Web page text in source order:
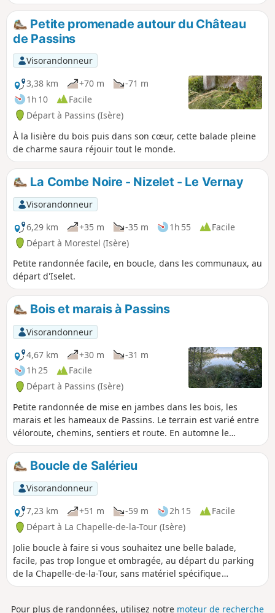
Petite promenade autour du Château
de Passins
Visorandonneur
3,38 km
+70 m
-71 m
1h 10
Facile
Départ à Passins (Isère)
À la lisière du bois puis dans son cœur, cette balade pleine
de charme saura réjouir tout le monde.
La Combe Noire - Nizelet - Le Vernay
Visorandonneur
6,29 km
+35 m -35 m 1h 55
Facile
Départ à Morestel (Isère)
Petite randonnée facile, en boucle, dans les communaux, au
départ d'Iselet.
Bois et marais à Passins
Visorandonneur
4,67 km
+30 m
-31 m
1h 25
Facile
Départ à Passins (Isère)
Petite randonnée de mise en jambes dans les bois, les
marais et les hameaux de Passins. Le terrain est varié entre
véloroute, chemins, sentiers et route. En automne le
paysage est très coloré.
Boucle de Salérieu
Visorandonneur
7,23 km
+51 m -59 m 2h 15
Facile
Départ à La Chapelle-de-la-Tour (Isère)
Jolie boucle à faire si vous souhaitez une belle balade,
facile, pas trop longue et ombragée, au départ du parking
de la Chapelle-de-la-Tour, sans matériel spécifique
nécessaire. Vous pourrez potentiellement observer des
Pour plus de randonnées, utilisez notre moteur de recherche